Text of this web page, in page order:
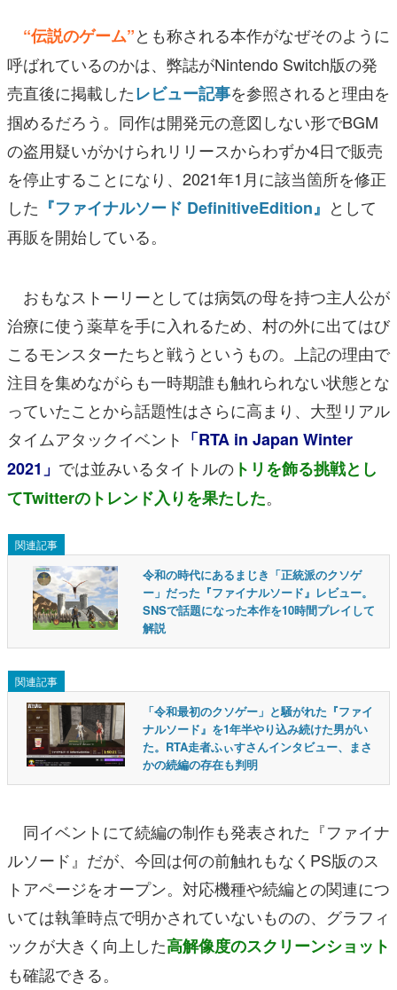
“伝説のゲーム”とも称される本作がなぜそのように
呼ばれているのかは、弊誌がNintendo Switch版の発
売直後に掲載したレビュー記事を参照されると理由を
掴めるだろう。同作は開発元の意図しない形でBGM
の盗用疑いがかけられリリースからわずか4日で販売
を停止することになり、2021年1月に該当箇所を修正
した 『ファイナルソード DefinitiveEdition』 として
再販を開始している。
おもなストーリーとしては病気の母を持つ主人公が
治療に使う薬草を手に入れるため、村の外に出てはび
こるモンスターたちと戦うというもの。上記の理由で
注目を集めながらも一時期誰も触れられない状態とな
っていたことから話題性はさらに高まり、大型リアル
タイムアタックイベント 「RTA in Japan Winter
2021」 では並みいるタイトルの トリを飾る挑戦とし
てTwitterのトレンド入りを果たした。
関連記事
令和の時代にあるまじき「正統派のクソゲ
ー」だった『ファイナルソード』レビュー。
SNSで話題になった本作を10時間プレイして
解説
関連記事
「令和最初のクソゲー」と騒がれた『ファイ
ナルソード』を1年半やり込み続けた男がい
た。RTA走者ふぃすさんインタビュー、まさ
かの続編の存在も判明
同イベントにて続編の制作も発表された『ファイナ
ルソード』だが、今回は何の前触れもなくPS版のス
トアページをオープン。対応機種や続編との関連につ
いては執筆時点で明かされていないものの、グラフィ
ックが大きく向上した高解像度のスクリーンショット
も確認できる。